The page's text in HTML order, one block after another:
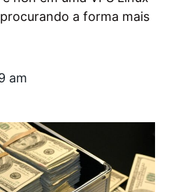
a forma mais
am